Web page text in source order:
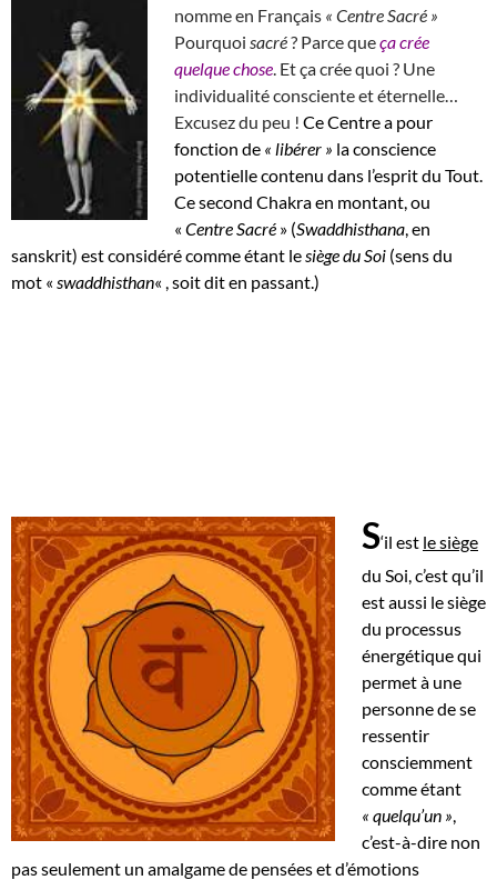
nomme en Français « Centre Sacré »
Pourquoi sacré? Parce queça crée
quelque chose . Et ça crée quoi ? Une
individualité consciente et éternelle…
Excusez du peu ! Ce Centre a pour
fonction de « libérer » la conscience
potentielle contenu dans l’esprit du Tout.
Ce second Chakra en montant, ou
« Centre Sacré » (Swaddhisthana , en
sanskrit) est considéré comme étant le siège du Soi (sens du
mot « swaddhisthan« , soit dit en passant.)
S‘il est le siège
du Soi, c’est qu’il
est aussi le siège
du processus
énergétique qui
permet à une
personne de se
ressentir
consciemment
comme étant
« quelqu’un »
c’est-à-dire non
pas seulement un amalgame de pensées et d’émotions